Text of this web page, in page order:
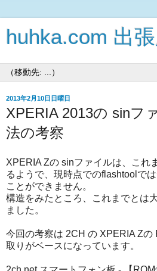
huhka.com 出
2013年2月10日日曜日
XPERIA 2013の sinフ
法の考察
XPERIA Zの sinファイルは、これ
るようで、現時点でのflashtoolで
ことができません。
構造をみたところ、これまでとは
ました。
今回の考察は 2CH の XPERIA Zの
取りがベースになっています。